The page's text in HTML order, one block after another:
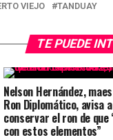
VIEJO TANDUAY
TE PUEDE
Nelson Hernández,
Ron Diplomático, avisa
conservar el ron de que
con estos elementos”